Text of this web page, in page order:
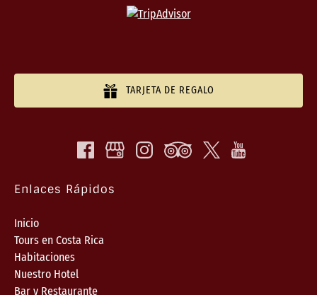
TARJETA DE REGALO
Enlaces Rápidos
Inicio
Tours en Costa Rica
Habitaciones
Nuestro Hotel
Bar y Restaurante